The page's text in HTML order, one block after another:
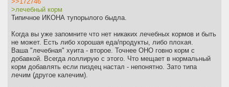
>лечебный корм
Типичное ИКОНА тупорылого быдла.
Когда вы уже запомните что нет никаких лечебных кормов и быть
не может. Есть либо хорошая еда/продукты, либо плохая.
Ваша "лечебная" хуита - второе. Точнее ОНО говно корм с
добавкой. Всегда лоллирую с этого. Что мещает в нормальный
корм добавлять если пиздец настал - непонятно. Зато типа
лечим (другое калечим).